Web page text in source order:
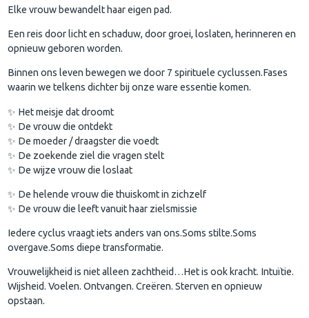
Elke vrouw bewandelt haar eigen pad.
Een reis door licht en schaduw, door groei, loslaten, herinneren en
opnieuw geboren worden.
Binnen ons leven bewegen we door 7 spirituele cyclussen.Fases
waarin we telkens dichter bij onze ware essentie komen.
✨ Het meisje dat droomt
✨ De vrouw die ontdekt
✨ De moeder / draagster die voedt
✨ De zoekende ziel die vragen stelt
✨ De wijze vrouw die loslaat
✨ De helende vrouw die thuiskomt in zichzelf
✨ De vrouw die leeft vanuit haar zielsmissie
Iedere cyclus vraagt iets anders van ons.Soms stilte.Soms
overgave.Soms diepe transformatie.
Vrouwelijkheid is niet alleen zachtheid…Het is ook kracht. Intuïtie.
Wijsheid. Voelen. Ontvangen. Creëren. Sterven en opnieuw
opstaan.